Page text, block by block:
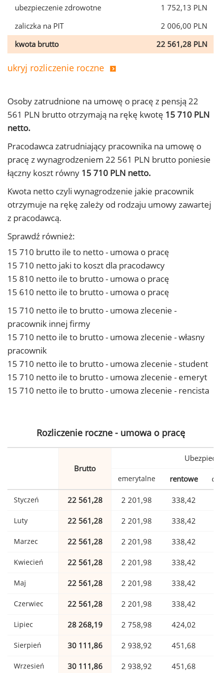
ubezpieczenie zdrowotne
1 752,13 PLN
zaliczka na PIT
2 006,00 PLN
kwota brutto
22 561,28 PLN
ukryj rozliczenie roczne
Osoby zatrudnione na umowę o pracę z pensją 22
561 PLN brutto otrzymają na rękę kwotę 15 710 PLN
netto.
Pracodawca zatrudniający pracownika na umowę o
pracę z wynagrodzeniem 22 561 PLN brutto poniesie
łączny koszt równy 15 710 PLN netto.
Kwota netto czyli wynagrodzenie jakie pracownik
otrzymuje na rękę zależy od rodzaju umowy zawartej
z pracodawcą.
Sprawdź również:
15 710 brutto ile to netto - umowa o pracę
15 710 netto jaki to koszt dla pracodawcy
15 810 netto ile to brutto - umowa o pracę
15 610 netto ile to brutto - umowa o pracę
15 710 netto ile to brutto - umowa zlecenie -
pracownik innej firmy
15 710 netto ile to brutto - umowa zlecenie - własny
pracownik
15 710 netto ile to brutto - umowa zlecenie - student
15 710 netto ile to brutto - umowa zlecenie - emeryt
15 710 netto ile to brutto - umowa zlecenie - rencista
Rozliczenie roczne - umowa o pracę
Brutto
emerytalne rentowe
Styczeń 22 561,28 2 201,98 338,42
Luty 22 561,28 2 201,98 338,42
Marzec 22 561,28 2 201,98 338,42
Kwiecień 22 561,28 2 201,98 338,42
Maj 22 561,28 2 201,98 338,42
Czerwiec 22 561,28 2 201,98 338,42
Lipiec 28 268,19 2 758,98 424,02
Sierpień 30 111,86 2 938,92 451,68
Wrzesień 30 111,86 2 938,92 451,68